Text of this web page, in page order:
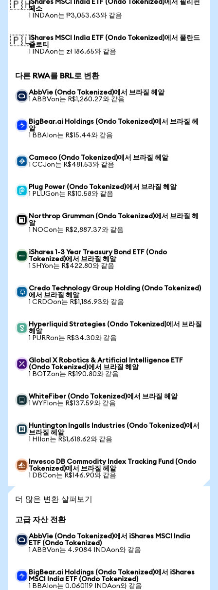
🇵🇭iShares MSCI India ETF (Ondo Tokenized)에서 필리핀
페소
1 INDAon는 ₱3,053.63와 같음
🇵🇱iShares MSCI India ETF (Ondo Tokenized)에서 폴란드
즐로티
1 INDAon는 zł 186.65와 같음
다른 RWA를 BRL로 변환
AbbVie (Ondo Tokenized)에서 브라질 헤알
1 ABBVon는 R$1,260.27와 같음
BigBear.ai Holdings (Ondo Tokenized)에서 브라질 헤
알
1 BBAIon는 R$15.44와 같음
Cameco (Ondo Tokenized)에서 브라질 헤알
1 CCJon는 R$481.53와 같음
Plug Power (Ondo Tokenized)에서 브라질 헤알
1 PLUGon는 R$10.58와 같음
Northrop Grumman (Ondo Tokenized)에서 브라질 헤
알
1 NOCon는 R$2,887.37와 같음
iShares 1-3 Year Treasury Bond ETF (Ondo
Tokenized)에서 브라질 헤알
1 SHYon는 R$422.80와 같음
Credo Technology Group Holding (Ondo Tokenized)
에서 브라질 헤알
1 CRDOon는 R$1,186.93와 같음
Hyperliquid Strategies (Ondo Tokenized)에서 브라질
헤알
1 PURRon는 R$34.30와 같음
Global X Robotics & Artificial Intelligence ETF
(Ondo Tokenized)에서 브라질 헤알
1 BOTZon는 R$190.80와 같음
WhiteFiber (Ondo Tokenized)에서 브라질 헤알
1 WYFIon는 R$137.59와 같음
Huntington Ingalls Industries (Ondo Tokenized)에서
브라질 헤알
1 HIIon는 R$1,618.62와 같음
Invesco DB Commodity Index Tracking Fund (Ondo
Tokenized)에서 브라질 헤알
1 DBCon는 R$146.90와 같음
더 많은 변환 살펴보기
고급 자산 전환
AbbVie (Ondo Tokenized)에서 iShares MSCI India
ETF (Ondo Tokenized)
1 ABBVon는 4.9084 INDAon와 같음
BigBear.ai Holdings (Ondo Tokenized)에서 iShares
MSCI India ETF (Ondo Tokenized)
1 BBAIon는 0.060119 INDAon와 같음